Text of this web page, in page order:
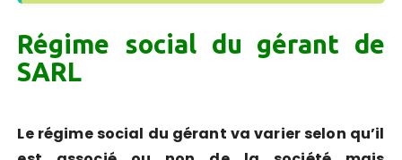
Régime social du gérant de
SARL
Le régime social du gérant va varier selon qu’il